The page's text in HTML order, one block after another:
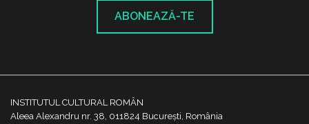
ABONEAZĂ-TE
INSTITUTUL CULTURAL ROMÂN
Aleea Alexandru nr. 38, 011824 București, România